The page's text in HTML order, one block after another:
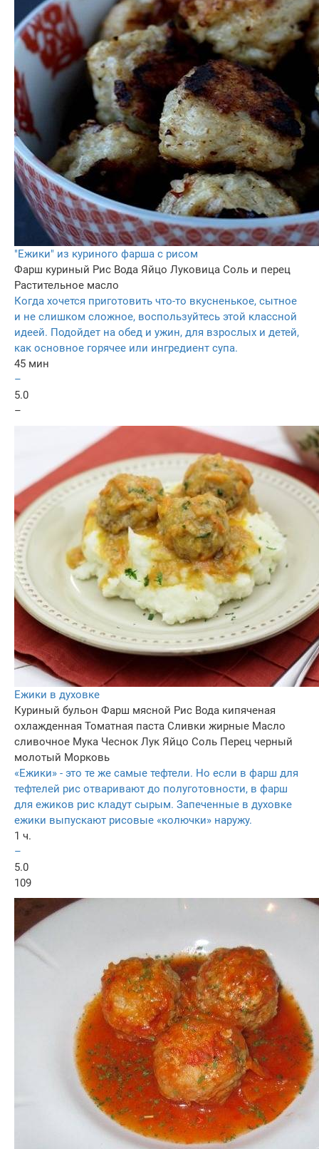
"Ежики" из куриного фарша с рисом
Фарш куриный Рис Вода Яйцо Луковица Соль и перец
Растительное масло
Когда хочется приготовить что-то вкусненькое, сытное
и не слишком сложное, воспользуйтесь этой классной
идеей. Подойдет на обед и ужин, для взрослых и детей,
как основное горячее или ингредиент супа.
45 мин
–
5.0
–
Ежики в духовке
Куриный бульон Фарш мясной Рис Вода кипяченая
охлажденная Томатная паста Сливки жирные Масло
сливочное Мука Чеснок Лук Яйцо Соль Перец черный
молотый Морковь
«Ежики» - это те же самые тефтели. Но если в фарш для
тефтелей рис отваривают до полуготовности, в фарш
для ежиков рис кладут сырым. Запеченные в духовке
ежики выпускают рисовые «колючки» наружу.
1 ч.
–
5.0
109